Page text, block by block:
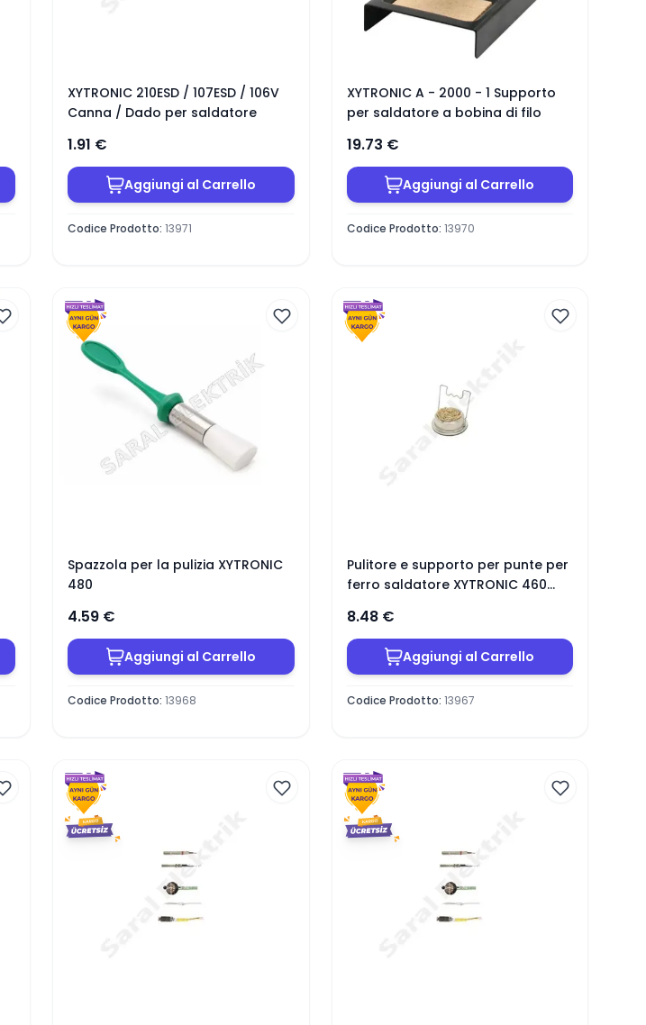
XYTRONIC 210ESD / 107ESD / 106V
Canna / Dado per saldatore
1.91 €
Aggiungi al Carrello
Codice Prodotto:13971
XYTRONIC A - 2000 - 1 Supporto
per saldatore a bobina di filo
19.73 €
Aggiungi al Carrello
Codice Prodotto: 13970
Spazzola per la pulizia XYTRONIC
480
4.59 €
Aggiungi al Carrello
Codice Prodotto:13968
Pulitore e supporto per punte per
ferro saldatore XYTRONIC 460
8.48 €
Aggiungi al Carrello
Codice Prodotto: 13967